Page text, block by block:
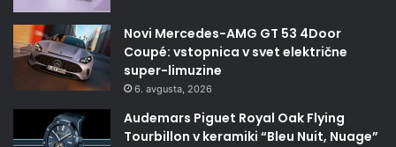
Novi Mercedes-AMG GT 53 4Door
Coupé: vstopnica v svet električne
super-limuzine
6. avgusta, 2026
Audemars Piguet Royal Oak Flying
Tourbillon v keramiki “Bleu Nuit, Nuage”